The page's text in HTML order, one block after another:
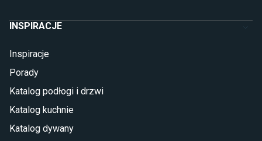
INSPIRACJE
Inspiracje
Porady
Katalog podłogi i drzwi
Katalog kuchnie
Katalog dywany